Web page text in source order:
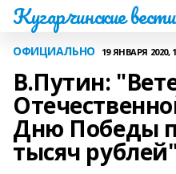
Кугарчинские вести
ОФИЦИАЛЬНО 19 ЯНВАРЯ 2020,
В.Путин:
Дню Победы
тысяч